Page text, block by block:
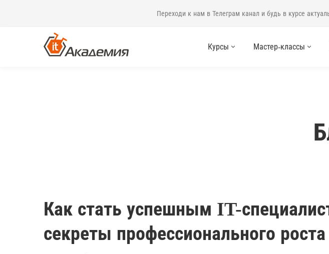
Переходи к нам в Телеграм канал и будь в курсе
Курсы Мастер-классы
Как стать успешным IT-
секреты профессионального роста